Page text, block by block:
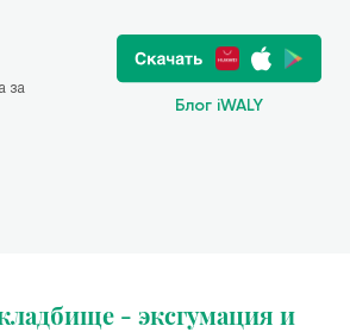
за
Блог iWALY
- эксгумация и